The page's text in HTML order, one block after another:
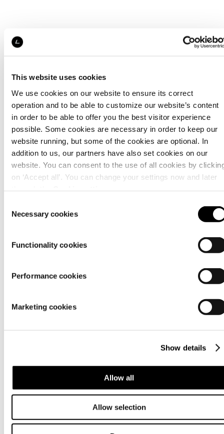
This website uses cookies
We use cookies on our website to ensure its correct
operation and to be able to customize our website’s content
in order to be able to offer you the best visitor experience
possible. Some cookies are necessary in order to keep our
website running, but some of the cookies are optional. In
addition to us, our partners have also set cookies on our
website. You can consent to the use of all cookies by
on ‘Accept all’. You can change your settings now and later
Selection
Necessary cookies
Functionality cookies
Performance cookies
Marketing cookies
Show details
Allow all
Allow selection